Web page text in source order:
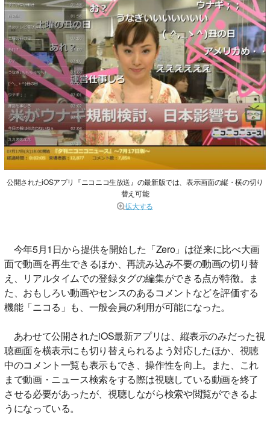
公開されたiOSアプリ『ニコニコ生放送』の最新版では、表示画面の縦・横の切り
替え可能
拡大する
今年5月1日から提供を開始した「Zero」は従来に比べ大画
面で動画を再生できるほか、再読み込み不要の動画の切り替
え、リアルタイムでの登録タグの編集ができる点が特徴。ま
た、おもしろい動画やセンスのあるコメントなどを評価する
機能「ニコる」も、一般会員の利用が可能になった。
あわせて公開されたiOS最新アプリは、縦表示のみだった視
聴画面を横表示にも切り替えられるよう対応したほか、視聴
中のコメント一覧も表示もでき、操作性を向上。また、これ
まで動画・ニュース検索をする際は視聴している動画を終了
させる必要があったが、視聴しながら検索や閲覧ができるよ
うになっている。